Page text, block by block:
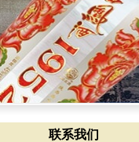
联系我们